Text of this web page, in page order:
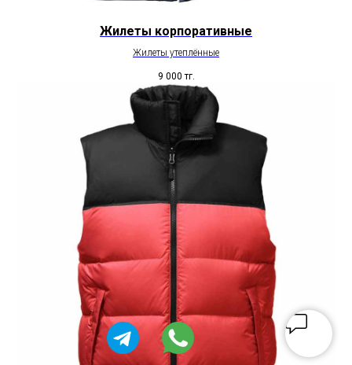
Жилеты корпоративные
Жилеты утеплённые
9 000 тг.